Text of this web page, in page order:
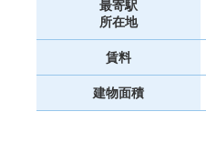
最寄駅
所在地
賃料
建物面積